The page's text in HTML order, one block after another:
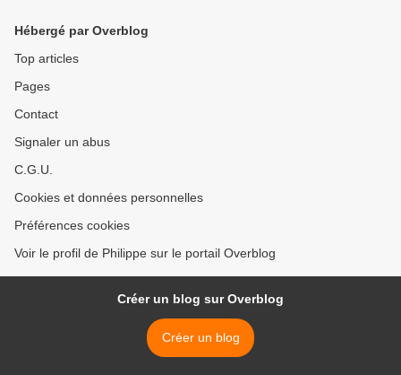
Hébergé par Overblog
Top articles
Pages
Contact
Signaler un abus
C.G.U.
Cookies et données personnelles
Préférences cookies
Voir le profil de Philippe sur le portail Overblog
Créer un blog sur Overblog
Créer un blog